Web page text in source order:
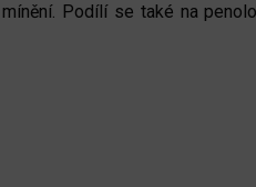
Podílí se také na